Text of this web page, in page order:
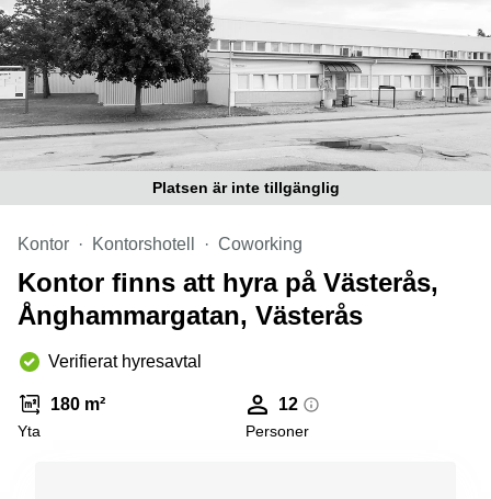
Hisingen
Lediga
lokaler
Hägersten
Platsen är inte tillgänglig
Kontor Kontorshotell Coworking
Kontor finns att hyra på Västerås,
Ånghammargatan, Västerås
Verifierat hyresavtal
180 m²
Yta
12
Personer